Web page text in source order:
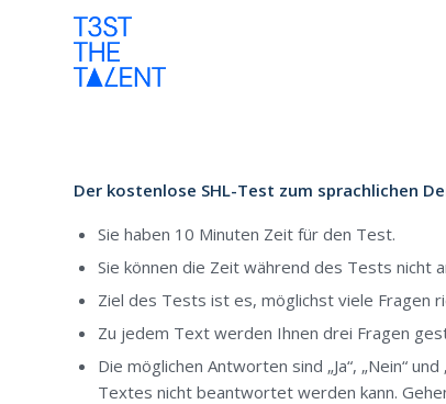
Der kostenlose SHL-Test zum sprachlichen
Sie haben 10 Minuten Zeit für den Test.
Sie können die Zeit während des Tests nicht
Ziel des Tests ist es, möglichst viele Fragen
Zu jedem Text werden Ihnen drei Fragen
Die möglichen Antworten sind „Ja“, „Nein“
Textes nicht beantwortet werden kann.